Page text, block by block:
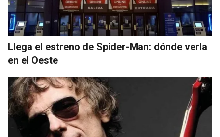
Llega el estreno de Spider-Man: dónde verla
en el Oeste